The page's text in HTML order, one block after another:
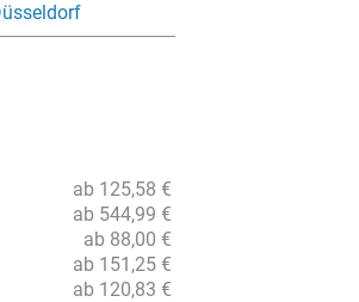
ab 125,58 €
ab 544,99 €
ab 88,00 €
ab 151,25 €
ab 120,83 €